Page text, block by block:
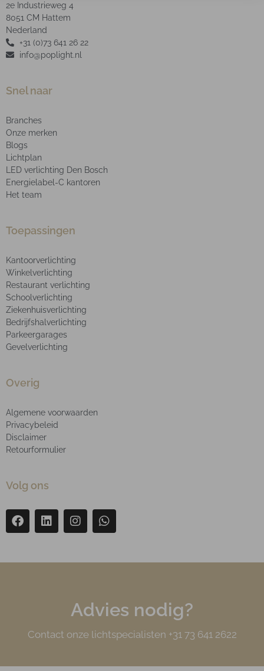
2e Industrieweg 4
8051 CM Hattem
Nederland
+31 (0)73 641 26 22
info@poplight.nl
Snel naar
Branches
Onze merken
Blogs
Lichtplan
LED verlichting Den Bosch
Energielabel-C kantoren
Het team
Toepassingen
Kantoorverlichting
Winkelverlichting
Restaurant verlichting
Schoolverlichting
Ziekenhuisverlichting
Bedrijfshalverlichting
Parkeergarages
Gevelverlichting
Overig
Algemene voorwaarden
Privacybeleid
Disclaimer
Retourformulier
Volg ons
Advies nodig?
Contact onze lichtspecialisten +31 73 641 2622